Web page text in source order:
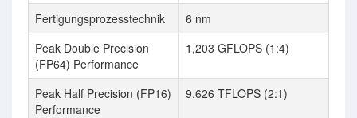
Fertigungsprozesstechnik
6 nm
Peak Double Precision
(FP64) Performance
1,203 GFLOPS (1:4)
Peak Half Precision (FP16)
Performance
9.626 TFLOPS (2:1)